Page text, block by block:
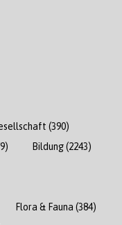
(390)
Bildung(2243)
Flora & Fauna (384)